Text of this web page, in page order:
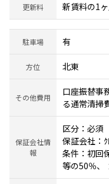
更新料 新賃料の1
駐車場 有
方位 北東
その他費用
口座振替事
る通常清掃
保証会社情
報
区分：必須
保証会社：ｸ
条件：初回
等の50％、